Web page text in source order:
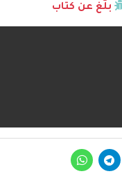
بلّغ عن كتاب